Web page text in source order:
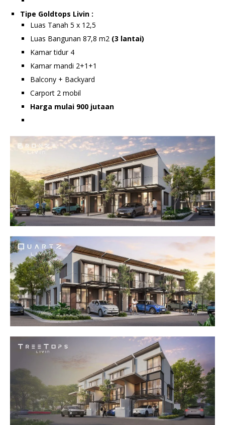
Tipe Goldtops Livin :
Luas Tanah 5 x 12,5
Luas Bangunan 87,8 m2 (3 lantai)
Kamar tidur 4
Kamar mandi 2+1+1
Balcony + Backyard
Carport 2 mobil
Harga mulai 900 jutaan